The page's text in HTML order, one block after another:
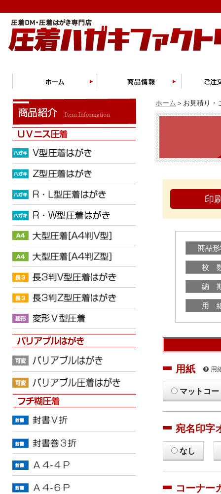
ホーム ＞お見積り・
印
商品
枚
納
用
用紙 用
マットコー
宛名印字
なし
コーナー